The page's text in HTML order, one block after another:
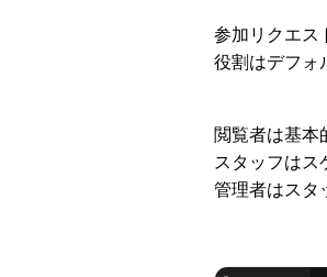
参加リクエス
役割はデフォ
閲覧者は基本
スタッフはス
管理者はスタ